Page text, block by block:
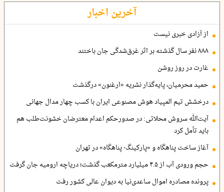
آخرین اخبار
از آزادی خبری نیست
۸۸۸ نفر سال گذشته بر اثر غرق‌شدگی جان باختند
غارت در روز روشن
حمید محرمیان، پایه‌گذار نشریه «ارغنون» درگذشت
درخشش تیم المپیاد هوش مصنوعی ایران با کسب چهار مدال جهانی
آیت‌الله سروش محلاتی: در صدورحکم اعدام معترضان خشونت‌طلب هم
باید تأمل کرد
آغاز ساخت پناهگاه و «پارکینگ- پناهگاه» در تهران
حجم ورودی آب از ۴.۵ میلیارد مترمکعب گذشت؛ دریاچه ارومیه جان گرفت
پرونده مصادره اموال ساعدی‌نیا به دیوان عالی کشور رفت